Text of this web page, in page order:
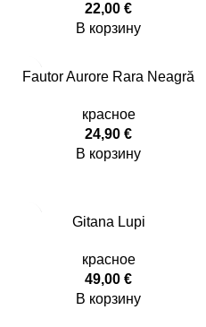
22,00 €
В корзину
Fautor Aurore Rara Neagră
красное
24,90 €
В корзину
Gitana Lupi
красное
49,00 €
В корзину